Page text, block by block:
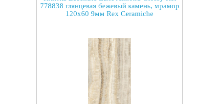
778838 глянцевая бежевый камень, мрамор
120x60 9мм Rex Ceramiche